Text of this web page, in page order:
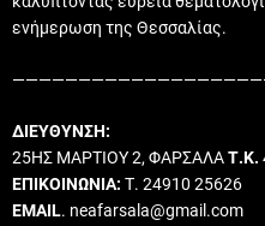
ενήμερωση της Θεσσαλίας.
ΔΙΕΥΘΥΝΣΗ:
25ΗΣ ΜΑΡΤΙΟΥ 2, ΦΑΡΣΑΛΑΤ.Κ.
ΕΠΙΚΟΙΝΩΝΙΑ: Τ. 24910 25626
EMAIL. neafarsala@gmail.com